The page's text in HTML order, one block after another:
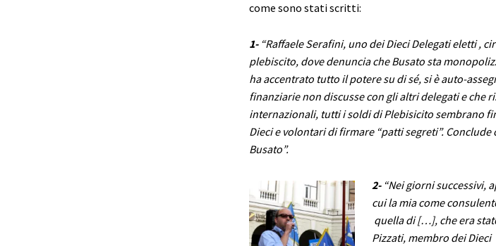
come sono stati scritti:
1-“Raffaele Serafini, uno dei Dieci Delegati eletti ,
plebiscito, dove denuncia che Busato sta
ha accentrato tutto il potere su di sé, si è auto-
finanziarie non discusse con gli altri delegati e che
internazionali, tutti i soldi di Plebisicito sembrano
Dieci e volontari di firmare “patti segreti”.
Busato”.
2-“Nei giorni successivi,
cui la mia come
quella di […], che era
Pizzati, membro dei